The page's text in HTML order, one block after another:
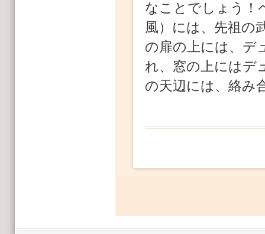
なことでしょう！
風）には、先祖の
の扉の上には、デ
れ、窓の上にはデ
の天辺には、絡み